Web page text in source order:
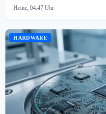
Heute, 04:47 Uhr
HARDWARE